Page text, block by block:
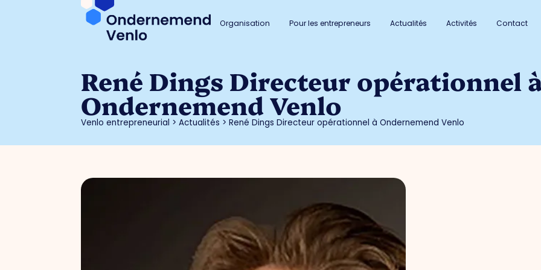
Organisation Pour les entrepreneurs Actualités Activités Contact
René Dings Directeur opérationnel
Ondernemend Venlo
Venlo entrepreneurial >Actualités >René Dings Directeur opérationnel à Ondernemend Venlo